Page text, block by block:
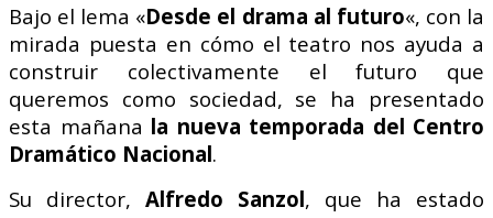
Bajo el lema «Desde el drama al futuro«, con la
mirada puesta en cómo el teatro nos ayuda a
construir colectivamente el futuro que
queremos como sociedad, se ha presentado
esta mañana la nueva temporada del Centro
Dramático Nacional.
Su director, Alfredo Sanzol, que ha estado